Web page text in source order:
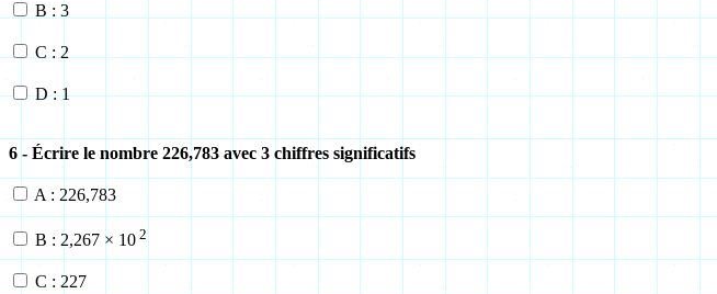
B : 3
C : 2
D : 1
6 - Écrire le nombre 226,783 avec 3 chiffres significatifs
A : 226,783
B : 2,267 × 10 2
C : 227